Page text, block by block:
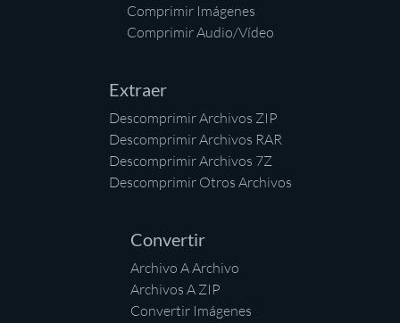
Comprimir Imágenes
Comprimir Audio/Vídeo
Extraer
Descomprimir Archivos ZIP
Descomprimir Archivos RAR
Descomprimir Archivos 7Z
Descomprimir Otros Archivos
Convertir
Archivo A Archivo
Archivos A ZIP
Convertir Imágenes